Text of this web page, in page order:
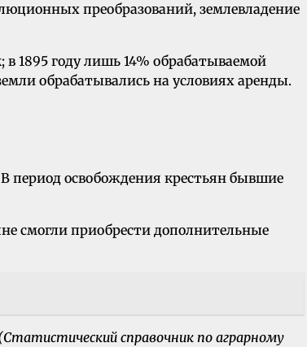
преобразований, землевладение
1895 году лишь 14% обрабатываемой
обрабатывались на условиях аренды.
период освобождения крестьян бывшие
смогли приобрести дополнительные
справочник по аграрному